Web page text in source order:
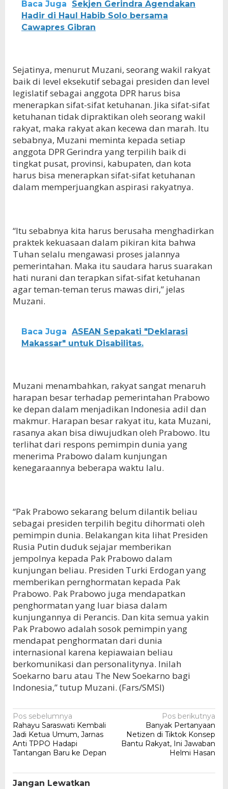
Baca Juga
Sekjen Gerindra Agendakan
Hadir di Haul Habib Solo bersama
Cawapres Gibran
Sejatinya, menurut Muzani, seorang wakil rakyat
baik di level eksekutif sebagai presiden dan level
legislatif sebagai anggota DPR harus bisa
menerapkan sifat-sifat ketuhanan. Jika sifat-sifat
ketuhanan tidak dipraktikan oleh seorang wakil
rakyat, maka rakyat akan kecewa dan marah. Itu
sebabnya, Muzani meminta kepada setiap
anggota DPR Gerindra yang terpilih baik di
tingkat pusat, provinsi, kabupaten, dan kota
harus bisa menerapkan sifat-sifat ketuhanan
dalam memperjuangkan aspirasi rakyatnya.
“Itu sebabnya kita harus berusaha menghadirkan
praktek kekuasaan dalam pikiran kita bahwa
Tuhan selalu mengawasi proses jalannya
pemerintahan. Maka itu saudara harus suarakan
hati nurani dan terapkan sifat-sifat ketuhanan
agar teman-teman terus mawas diri,” jelas
Muzani.
Baca Juga ASEAN Sepakati "Deklarasi
Makassar" untuk Disabilitas.
Muzani menambahkan, rakyat sangat menaruh
harapan besar terhadap pemerintahan Prabowo
ke depan dalam menjadikan Indonesia adil dan
makmur. Harapan besar rakyat itu, kata Muzani,
rasanya akan bisa diwujudkan oleh Prabowo. Itu
terlihat dari respons pemimpin dunia yang
menerima Prabowo dalam kunjungan
kenegaraannya beberapa waktu lalu.
“Pak Prabowo sekarang belum dilantik beliau
sebagai presiden terpilih begitu dihormati oleh
pemimpin dunia. Belakangan kita lihat Presiden
Rusia Putin duduk sejajar memberikan
jempolnya kepada Pak Prabowo dalam
kunjungan beliau. Presiden Turki Erdogan yang
memberikan pernghormatan kepada Pak
Prabowo. Pak Prabowo juga mendapatkan
penghormatan yang luar biasa dalam
kunjungannya di Perancis. Dan kita semua yakin
Pak Prabowo adalah sosok pemimpin yang
mendapat penghormatan dari dunia
internasional karena kepiawaian beliau
berkomunikasi dan personalitynya. Inilah
Soekarno baru atau The New Soekarno bagi
Indonesia,” tutup Muzani. (Fars/SMSI)
Navigasi
pos
Pos sebelumnya
Rahayu Saraswati Kembali
Jadi Ketua Umum, Jarnas
Anti TPPO Hadapi
Tantangan Baru ke Depan
Pos berikutnya
Banyak Pertanyaan
Netizen di Tiktok Konsep
Bantu Rakyat, Ini Jawaban
Helmi Hasan
Jangan Lewatkan